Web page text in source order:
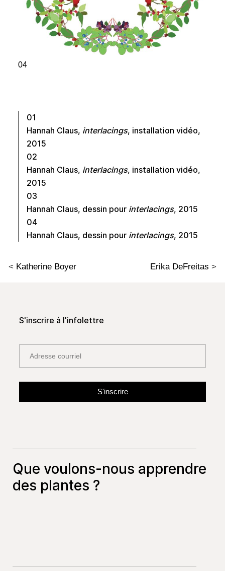
04
01
Hannah Claus, interlacings, installation vidéo,
2015
02
Hannah Claus, interlacings, installation vidéo,
2015
03
Hannah Claus, dessin pour interlacings, 2015
04
Hannah Claus, dessin pour interlacings, 2015
< Katherine Boyer Erika DeFreitas >
Que voulons-nous apprendre
des plantes ?
S'inscrire à l'infolettre